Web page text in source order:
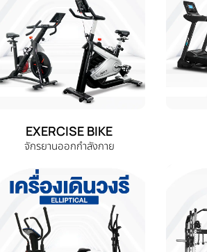
EXERCISE BIKE
จักรยานออกกำลังกาย